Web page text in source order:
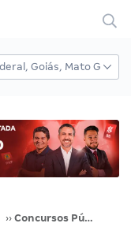
›› Concursos Públicos: Confira os destaques desta terça-feira (2)!